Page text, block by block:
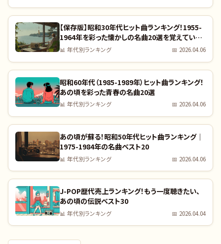
【保存版】昭和30年代ヒット曲ランキング！1955-
1964年を彩った懐かしの名曲20選を覚えていま
すか？｜全曲リスト付き
📊 年代別ランキング 📅 2026.04.06
昭和60年代（1985-1989年）ヒット曲ランキング！
あの頃を彩った青春の名曲20選
📊 年代別ランキング 📅 2026.04.06
あの頃が蘇る！昭和50年代ヒット曲ランキング｜
1975-1984年の名曲ベスト20
📊 年代別ランキング 📅 2026.04.06
J-POP歴代売上ランキング！もう一度聴きたい、
あの頃の伝説ベスト30
📊 年代別ランキング 📅 2026.04.04